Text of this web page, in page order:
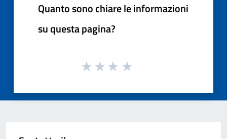
Quanto sono chiare le informazioni
su questa pagina?